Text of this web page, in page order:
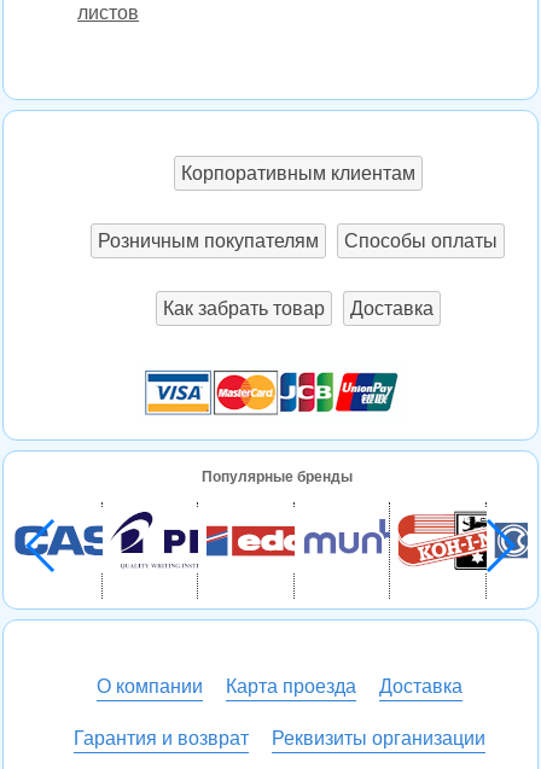
листов
Корпоративным клиентам
Розничным покупателям Способы оплаты
Как забрать товар Доставка
Популярные бренды
О компании Карта проезда Доставка
Гарантия и возврат Реквизиты организации